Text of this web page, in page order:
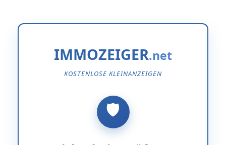
IMMOZEIGER
KOSTENLOSE KLEINANZEIGEN